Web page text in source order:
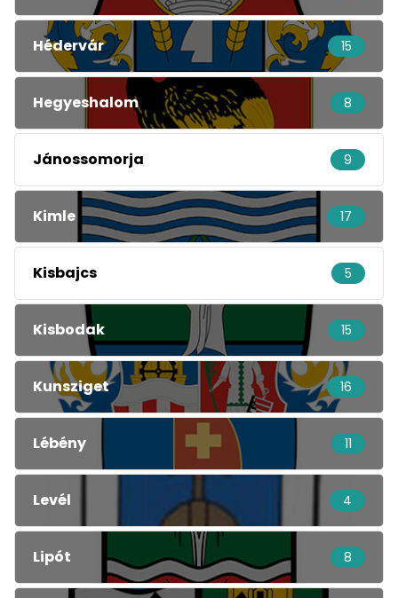
Hédervár 15
Hegyeshalom 8
Jánossomorja 9
Kimle 17
Kisbajcs 5
Kisbodak 15
Kunsziget 16
Lébény 11
Levél 4
Lipót 8